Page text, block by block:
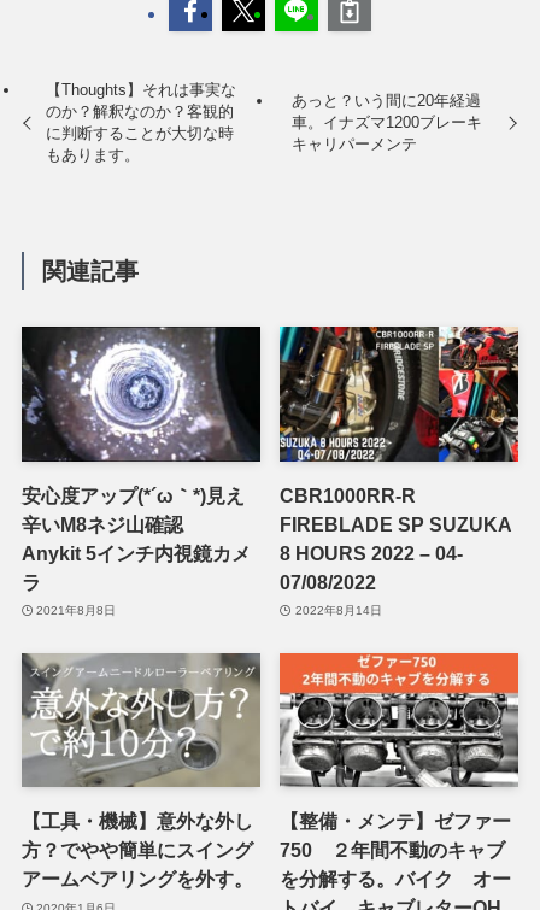
【Thoughts】それは事実な
のか？解釈なのか？客観的
に判断することが大切な時
もあります。
あっと？いう間に20年経過
車。イナズマ1200ブレーキ
キャリパーメンテ
関連記事
安心度アップ(*´ω｀*)見え
辛いM8ネジ山確認
Anykit 5インチ内視鏡カメ
ラ
2021年8月8日
CBR1000RR-R
FIREBLADE SP SUZUKA
8 HOURS 2022 – 04-
07/08/2022
2022年8月14日
【工具・機械】意外な外し
方？でやや簡単にスイング
アームベアリングを外す。
【整備・メンテ】ゼファー
750 ２年間不動のキャブ
を分解する。バイク オー